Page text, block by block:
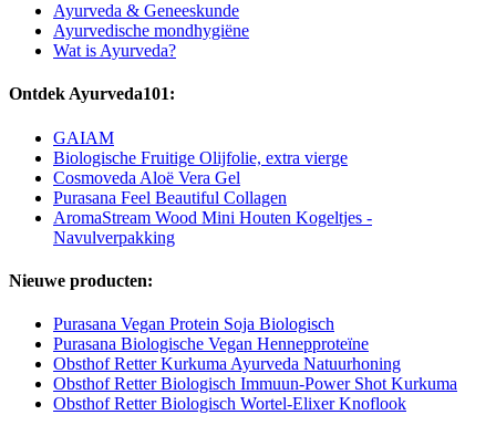
Ayurveda & Geneeskunde
Ayurvedische mondhygiëne
Wat is Ayurveda?
Ontdek Ayurveda101:
GAIAM
Biologische Fruitige Olijfolie, extra vierge
Cosmoveda Aloë Vera Gel
Purasana Feel Beautiful Collagen
AromaStream Wood Mini Houten Kogeltjes -
Navulverpakking
Nieuwe producten:
Purasana Vegan Protein Soja Biologisch
Purasana Biologische Vegan Hennepproteïne
Obsthof Retter Kurkuma Ayurveda Natuurhoning
Obsthof Retter Biologisch Immuun-Power Shot Kurkuma
Obsthof Retter Biologisch Wortel-Elixer Knoflook